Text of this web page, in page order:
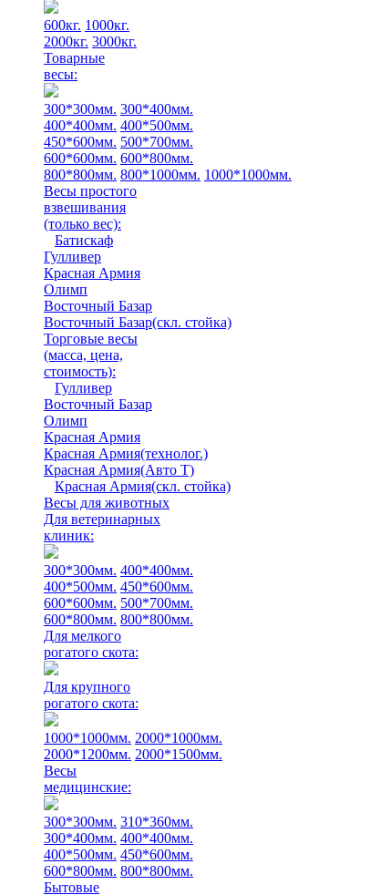
600кг. 1000кг.
2000кг. 3000кг.
Товарные
весы:
300*300мм. 300*400мм.
400*400мм. 400*500мм.
450*600мм. 500*700мм.
600*600мм. 600*800мм.
800*800мм. 800*1000мм. 1000*1000мм.
Весы простого
взвешивания
(только вес):
Батискаф
Гулливер
Красная Армия
Олимп
Восточный Базар
Восточный Базар(скл. стойка)
Торговые весы
(масса, цена,
стоимость):
Гулливер
Восточный Базар
Олимп
Красная Армия
Красная Армия(технолог.)
Красная Армия(Авто Т)
Красная Армия(скл. стойка)
Весы для животных
Для ветеринарных
клиник:
300*300мм. 400*400мм.
400*500мм. 450*600мм.
600*600мм. 500*700мм.
600*800мм. 800*800мм.
Для мелкого
рогатого скота:
Для крупного
рогатого скота:
1000*1000мм. 2000*1000мм.
2000*1200мм. 2000*1500мм.
Весы
медицинские:
300*300мм. 310*360мм.
300*400мм. 400*400мм.
400*500мм. 450*600мм.
600*800мм. 800*800мм.
Бытовые